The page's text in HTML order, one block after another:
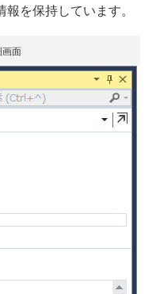
を保持しています。
画面